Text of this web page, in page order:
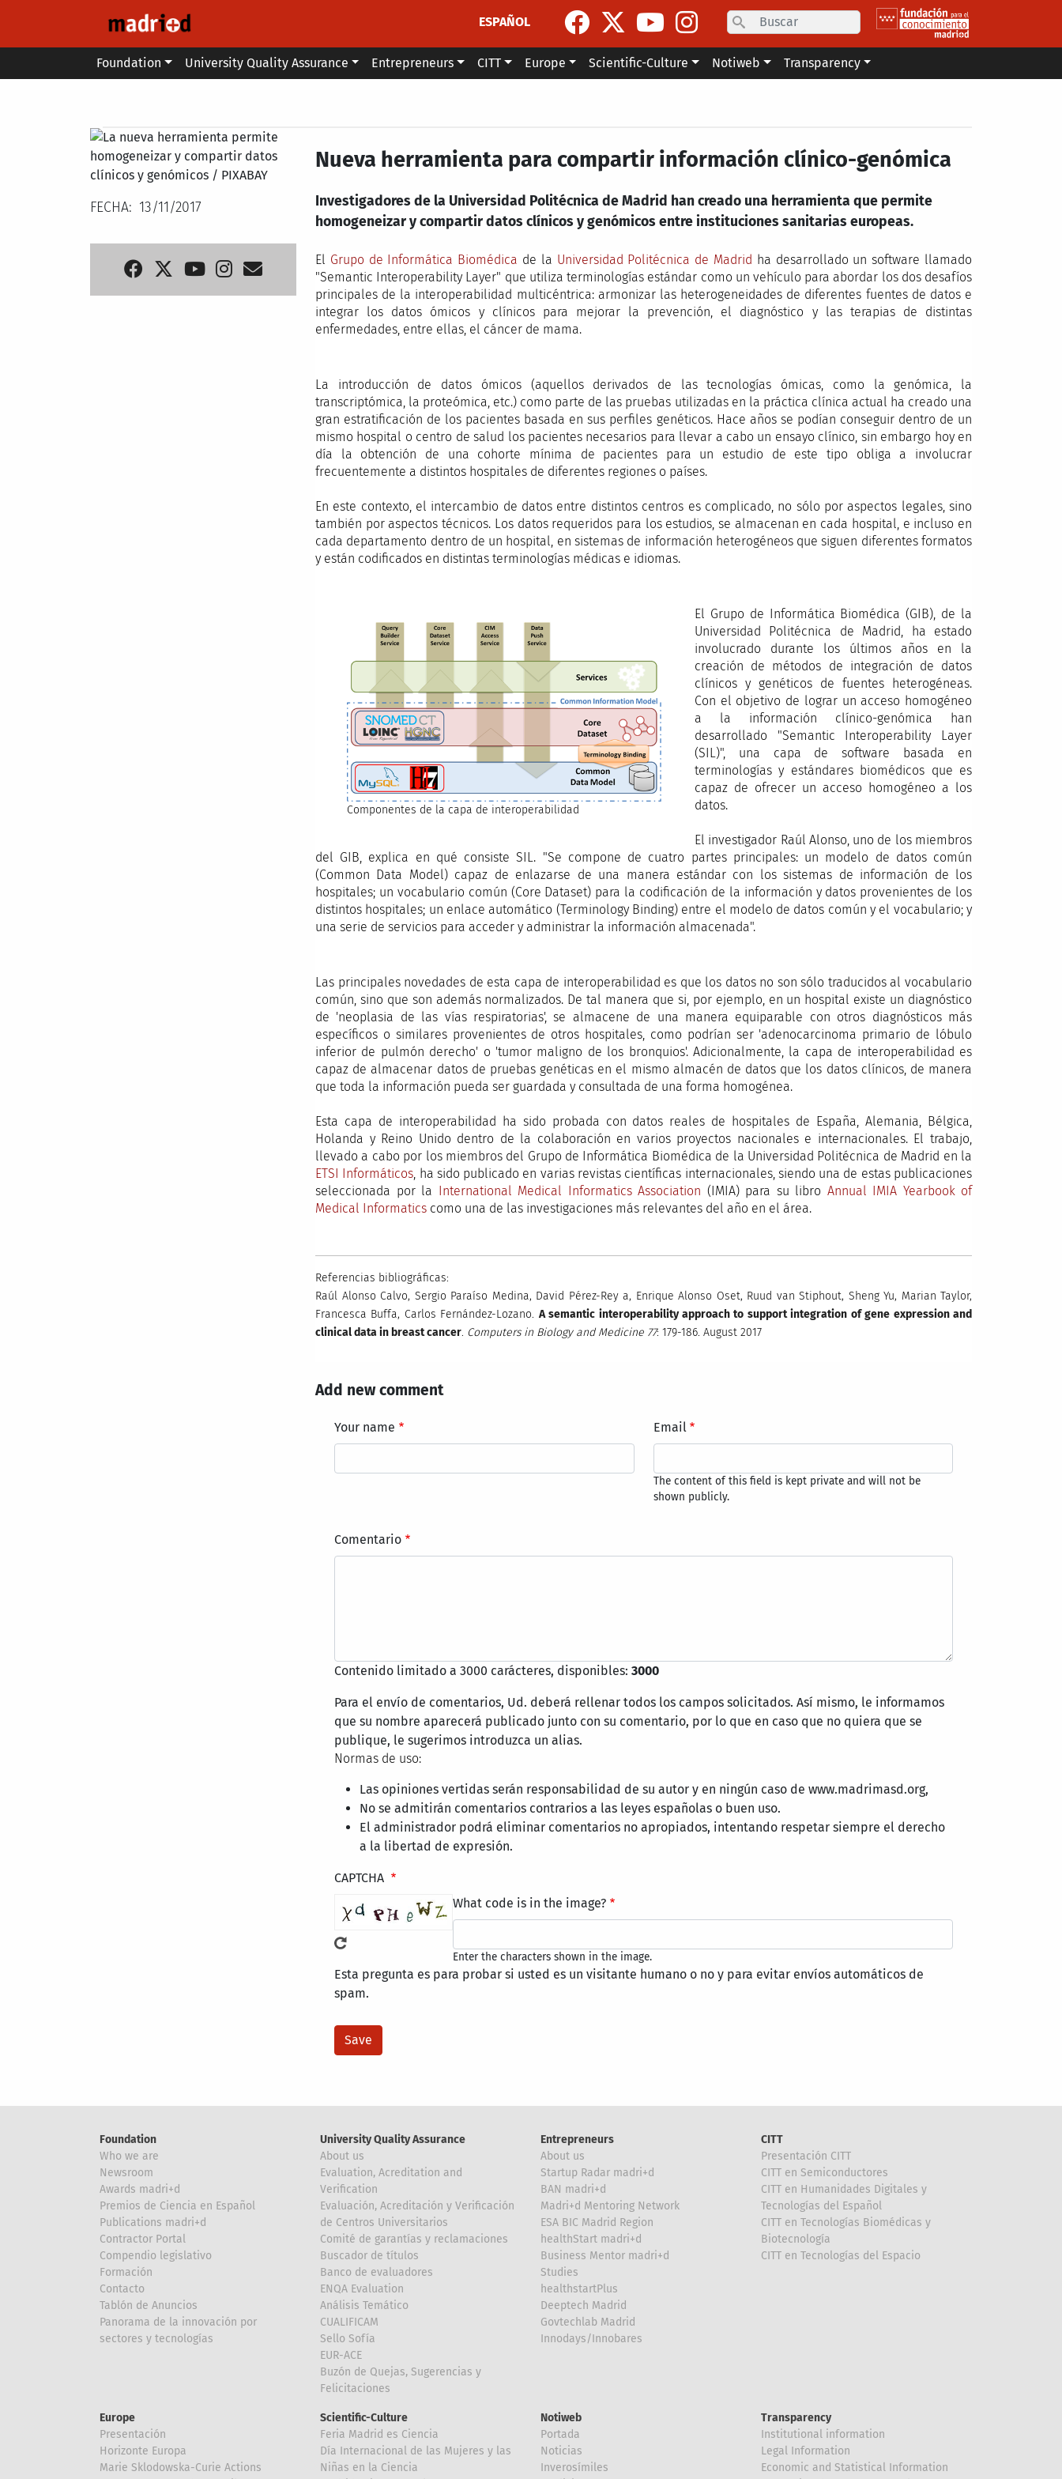
ESPAÑOL
Search
Main menu
Foundation University Quality Assurance Entrepreneurs CITT Europe Scientific-Culture Notiweb Transparency
FECHA 13/11/2017
Nueva herramienta para compartir información clínico-genómica
Investigadores de la Universidad Politécnica de Madrid han creado una herramienta que permite
homogeneizar y compartir datos clínicos y genómicos entre instituciones sanitarias europeas.
El Grupo de Informática Biomédica de la Universidad Politécnica de Madrid ha desarrollado un software llamado
"Semantic Interoperability Layer" que utiliza terminologías estándar como un vehículo para abordar los dos desafíos
principales de la interoperabilidad multicéntrica: armonizar las heterogeneidades de diferentes fuentes de datos e
integrar los datos ómicos y clínicos para mejorar la prevención, el diagnóstico y las terapias de distintas
enfermedades, entre ellas, el cáncer de mama.
La introducción de datos ómicos (aquellos derivados de las tecnologías ómicas, como la genómica, la
transcriptómica, la proteómica, etc.) como parte de las pruebas utilizadas en la práctica clínica actual ha creado una
gran estratificación de los pacientes basada en sus perfiles genéticos. Hace años se podían conseguir dentro de un
mismo hospital o centro de salud los pacientes necesarios para llevar a cabo un ensayo clínico, sin embargo hoy en
día la obtención de una cohorte mínima de pacientes para un estudio de este tipo obliga a involucrar
frecuentemente a distintos hospitales de diferentes regiones o países.
En este contexto, el intercambio de datos entre distintos centros es complicado, no sólo por aspectos legales, sino
también por aspectos técnicos. Los datos requeridos para los estudios, se almacenan en cada hospital, e incluso en
cada departamento dentro de un hospital, en sistemas de información heterogéneos que siguen diferentes formatos
y están codificados en distintas terminologías médicas e idiomas.
Componentes de la capa de interoperabilidad
El Grupo de Informática Biomédica (GIB), de la
Universidad Politécnica de Madrid, ha estado
involucrado durante los últimos años en la
creación de métodos de integración de datos
clínicos y genéticos de fuentes heterogéneas.
Con el objetivo de lograr un acceso homogéneo
a la información clínico-genómica han
desarrollado "Semantic Interoperability Layer
(SIL)", una capa de software basada en
terminologías y estándares biomédicos que es
capaz de ofrecer un acceso homogéneo a los
datos.
El investigador Raúl Alonso, uno de los miembros
del GIB, explica en qué consiste SIL. "Se compone de cuatro partes principales: un modelo de datos común
(Common Data Model) capaz de enlazarse de una manera estándar con los sistemas de información de los
hospitales; un vocabulario común (Core Dataset) para la codificación de la información y datos provenientes de los
distintos hospitales; un enlace automático (Terminology Binding) entre el modelo de datos común y el vocabulario; y
una serie de servicios para acceder y administrar la información almacenada".
Las principales novedades de esta capa de interoperabilidad es que los datos no son sólo traducidos al vocabulario
común, sino que son además normalizados. De tal manera que si, por ejemplo, en un hospital existe un diagnóstico
de 'neoplasia de las vías respiratorias', se almacene de una manera equiparable con otros diagnósticos más
específicos o similares provenientes de otros hospitales, como podrían ser 'adenocarcinoma primario de lóbulo
inferior de pulmón derecho' o 'tumor maligno de los bronquios'. Adicionalmente, la capa de interoperabilidad es
capaz de almacenar datos de pruebas genéticas en el mismo almacén de datos que los datos clínicos, de manera
que toda la información pueda ser guardada y consultada de una forma homogénea.
Esta capa de interoperabilidad ha sido probada con datos reales de hospitales de España, Alemania, Bélgica,
Holanda y Reino Unido dentro de la colaboración en varios proyectos nacionales e internacionales. El trabajo,
llevado a cabo por los miembros del Grupo de Informática Biomédica de la Universidad Politécnica de Madrid en la
ETSI Informáticos, ha sido publicado en varias revistas científicas internacionales, siendo una de estas publicaciones
seleccionada por la International Medical Informatics Association (IMIA) para su libro Annual IMIA Yearbook of
Medical Informatics como una de las investigaciones más relevantes del año en el área.
Referencias bibliográficas:
Raúl Alonso Calvo, Sergio Paraíso Medina, David Pérez-Rey a, Enrique Alonso Oset, Ruud van Stiphout, Sheng Yu, Marian Taylor,
Francesca Buffa, Carlos Fernández-Lozano. A semantic interoperability approach to support integration of gene expression and
clinical data in breast cancer. Computers in Biology and Medicine 77: 179-186. August 2017
Add new comment
Your name Email
The content of this field is kept private and will not be
shown publicly.
Comentario
Contenido limitado a 3000 carácteres, disponibles: 3000
Para el envío de comentarios, Ud. deberá rellenar todos los campos solicitados. Así mismo, le informamos
que su nombre aparecerá publicado junto con su comentario, por lo que en caso que no quiera que se
publique, le sugerimos introduzca un alias.
Normas de uso:
Las opiniones vertidas serán responsabilidad de su autor y en ningún caso de www.madrimasd.org,
No se admitirán comentarios contrarios a las leyes españolas o buen uso.
El administrador podrá eliminar comentarios no apropiados, intentando respetar siempre el derecho
a la libertad de expresión.
CAPTCHA
What code is in the image?
Enter the characters shown in the image.
Esta pregunta es para probar si usted es un visitante humano o no y para evitar envíos automáticos de
spam.
Foundation
Who we are
Newsroom
Awards madri+d
Premios de Ciencia en Español
Publications madri+d
Contractor Portal
Compendio legislativo
Formación
Contacto
Tablón de Anuncios
Panorama de la innovación por
sectores y tecnologías
University Quality Assurance
About us
Evaluation, Acreditation and
Verification
Evaluación, Acreditación y Verificación
de Centros Universitarios
Comité de garantías y reclamaciones
Buscador de títulos
Banco de evaluadores
ENQA Evaluation
Análisis Temático
CUALIFICAM
Sello Sofía
EUR-ACE
Buzón de Quejas, Sugerencias y
Felicitaciones
Entrepreneurs
About us
Startup Radar madri+d
BAN madri+d
Madri+d Mentoring Network
ESA BIC Madrid Region
healthStart madri+d
Business Mentor madri+d
Studies
healthstartPlus
Deeptech Madrid
Govtechlab Madrid
Innodays/Innobares
CITT
Presentación CITT
CITT en Semiconductores
CITT en Humanidades Digitales y
Tecnologías del Español
CITT en Tecnologías Biomédicas y
Biotecnología
CITT en Tecnologías del Espacio
Europe
Presentación
Horizonte Europa
Marie Sklodowska-Curie Actions
Scientific-Culture
Feria Madrid es Ciencia
Día Internacional de las Mujeres y las
Niñas en la Ciencia
Notiweb
Portada
Noticias
Inverosímiles
Transparency
Institutional information
Legal Information
Economic and Statistical Information